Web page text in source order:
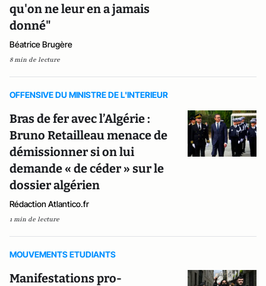
qu'on ne leur en a jamais
donné"
Béatrice Brugère
8 min de lecture
OFFENSIVE DU MINISTRE DE L'INTERIEUR
Bras de fer avec l’Algérie :
Bruno Retailleau menace de
démissionner si on lui
demande « de céder » sur le
dossier algérien
Rédaction Atlantico.fr
1 min de lecture
MOUVEMENTS ETUDIANTS
Manifestations pro-